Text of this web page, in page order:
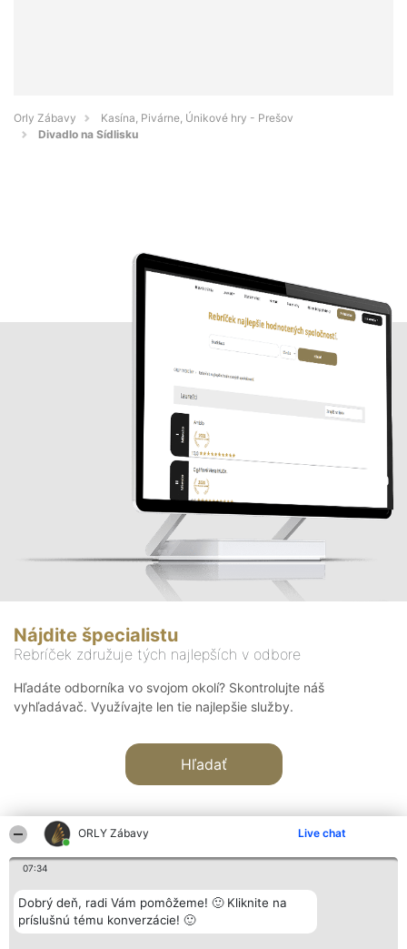
ORLY Zábavy Live chat
07:34
Dobrý deň, radi Vám pomôžeme! 🙂 Kliknite na
príslušnú tému konverzácie! 🙂
Orly Zábavy
Kasína, Pivárne, Únikové hry - Prešov
Divadlo na Sídlisku
Nájdite špecialistu
Rebríček združuje tých najlepších v odbore
Hľadáte odborníka vo svojom okolí? Skontrolujte náš
vyhľadávač. Využívajte len tie najlepšie služby.
Hľadať
Organizátor hodnotenia
Bright Side Solutions sp. z o.
o. sp. k.
Hodnotenie
Laureáti
Lista
Kontakt
Kontakt